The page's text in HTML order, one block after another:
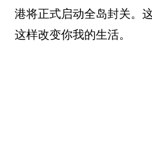
港将正式启动全岛封关。
这样改变你我的生活。